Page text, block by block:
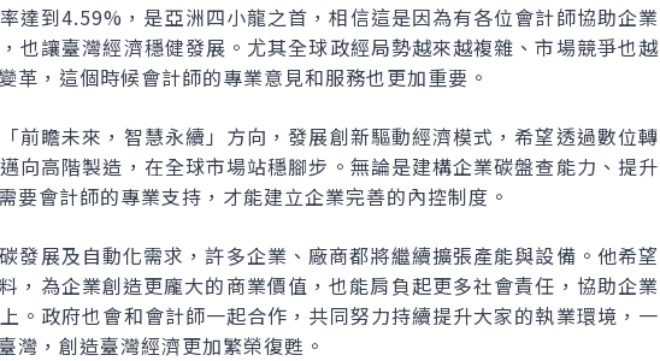
達到4.59%，是亞洲四小龍之首，相信這是因為有各位會計師協助企業
也讓臺灣經濟穩健發展。尤其全球政經局勢越來越複雜、市場競爭也越
，這個時候會計師的專業意見和服務也更加重要。
前瞻未來，智慧永續」方向，發展創新驅動經濟模式，希望透過數位轉
向高階製造，在全球市場站穩腳步。無論是建構企業碳盤查能力、提升
要會計師的專業支持，才能建立企業完善的內控制度。
發展及自動化需求，許多企業、廠商都將繼續擴張產能與設備。他希望
，為企業創造更龐大的商業價值，也能肩負起更多社會責任，協助企業
。政府也會和會計師一起合作，共同努力持續提升大家的執業環境，一
灣，創造臺灣經濟更加繁榮復甦。